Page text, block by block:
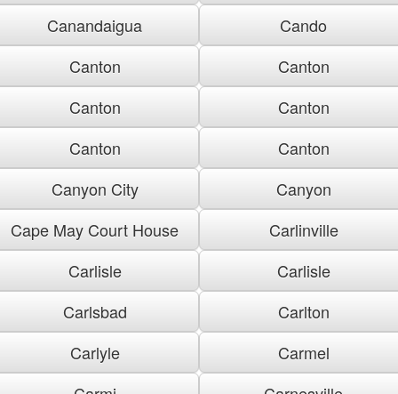
Canandaigua
Cando
Canton
Canton
Canton
Canton
Canton
Canton
Canyon City
Canyon
Cape May Court House
Carlinville
Carlisle
Carlisle
Carlsbad
Carlton
Carlyle
Carmel